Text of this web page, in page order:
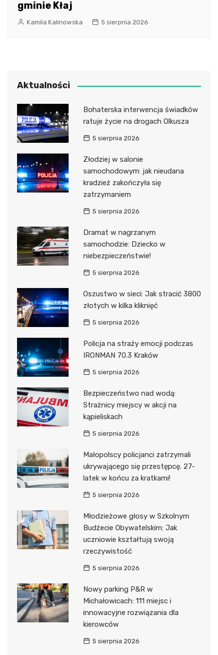
gminie Kłaj
Kamila Kalinowska 5 sierpnia 2026
Aktualności
Bohaterska interwencja świadków
ratuje życie na drogach Olkusza
5 sierpnia 2026
Złodziej w salonie
samochodowym: jak nieudana
kradzież zakończyła się
zatrzymaniem
5 sierpnia 2026
Dramat w nagrzanym
samochodzie: Dziecko w
niebezpieczeństwie!
5 sierpnia 2026
Oszustwo w sieci: Jak stracić 3800
złotych w kilka kliknięć
5 sierpnia 2026
Policja na straży emocji podczas
IRONMAN 70.3 Kraków
5 sierpnia 2026
Bezpieczeństwo nad wodą:
Strażnicy miejscy w akcji na
kąpieliskach
5 sierpnia 2026
Małopolscy policjanci zatrzymali
ukrywającego się przestępcę. 27-
latek w końcu za kratkami!
5 sierpnia 2026
Młodzieżowe głosy w Szkolnym
Budżecie Obywatelskim: Jak
uczniowie kształtują swoją
rzeczywistość
5 sierpnia 2026
Nowy parking P&R w
Michałowicach: 111 miejsc i
innowacyjne rozwiązania dla
kierowców
5 sierpnia 2026